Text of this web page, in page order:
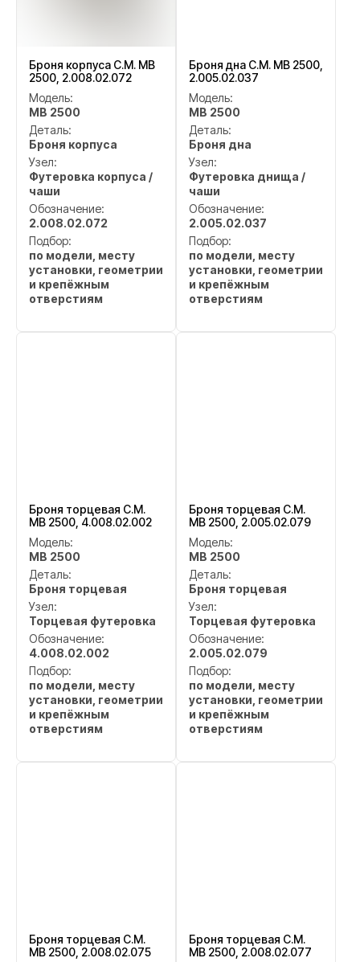
Броня корпуса C.M. MB
2500, 2.008.02.072
Модель:
MB 2500
Деталь:
Броня корпуса
Узел:
Футеровка корпуса /
чаши
Обозначение:
2.008.02.072
Подбор:
по модели, месту
установки, геометрии
и крепёжным
отверстиям
Броня дна C.M. MB 2500,
2.005.02.037
Модель:
MB 2500
Деталь:
Броня дна
Узел:
Футеровка днища /
чаши
Обозначение:
2.005.02.037
Подбор:
по модели, месту
установки, геометрии
и крепёжным
отверстиям
Броня торцевая C.M.
MB 2500, 4.008.02.002
Модель:
MB 2500
Деталь:
Броня торцевая
Узел:
Торцевая футеровка
Обозначение:
4.008.02.002
Подбор:
по модели, месту
установки, геометрии
и крепёжным
отверстиям
Броня торцевая C.M.
MB 2500, 2.005.02.079
Модель:
MB 2500
Деталь:
Броня торцевая
Узел:
Торцевая футеровка
Обозначение:
2.005.02.079
Подбор:
по модели, месту
установки, геометрии
и крепёжным
отверстиям
Броня торцевая C.M.
MB 2500, 2.008.02.075
Броня торцевая C.M.
MB 2500, 2.008.02.077